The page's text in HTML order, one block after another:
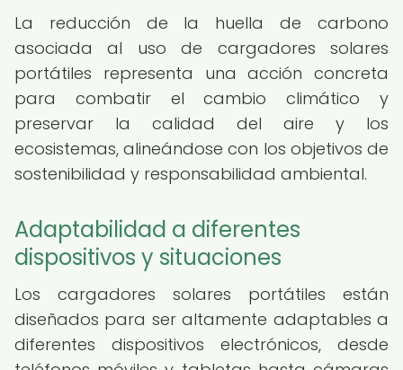
La reducción de la huella de carbono
asociada al uso de cargadores solares
portátiles representa una acción concreta
para combatir el cambio climático y
preservar la calidad del aire y los
ecosistemas, alineándose con los objetivos de
sostenibilidad y responsabilidad ambiental.
Adaptabilidad a diferentes
dispositivos y situaciones
Los cargadores solares portátiles están
diseñados para ser altamente adaptables a
diferentes dispositivos electrónicos, desde